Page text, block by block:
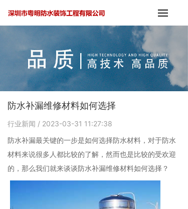
防水补漏维修材料如何选择
行业新闻 / 2023-03-31 11:27:38
防水补漏最关键的一步是如何选择防水材料，对于防水
材料来说很多人都比较的了解，然而也是比较的受欢迎
的，那么我们就来谈谈防水补漏维修材料如何选择？